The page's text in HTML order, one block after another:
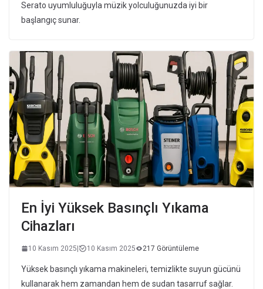
Serato uyumluluğuyla müzik yolculuğunuzda iyi bir
başlangıç sunar.
En İyi Yüksek Basınçlı Yıkama
Cihazları
10 Kasım 2025| 10 Kasım 2025 217 Görüntüleme
Yüksek basınçlı yıkama makineleri, temizlikte suyun gücünü
kullanarak hem zamandan hem de sudan tasarruf sağlar.